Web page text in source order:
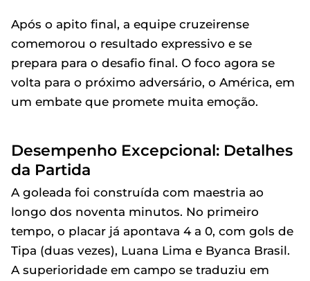
Após o apito final, a equipe cruzeirense
comemorou o resultado expressivo e se
prepara para o desafio final. O foco agora se
volta para o próximo adversário, o América, em
um embate que promete muita emoção.
Desempenho Excepcional: Detalhes
da Partida
A goleada foi construída com maestria ao
longo dos noventa minutos. No primeiro
tempo, o placar já apontava 4 a 0, com gols de
Tipa (duas vezes), Luana Lima e Byanca Brasil.
A superioridade em campo se traduziu em